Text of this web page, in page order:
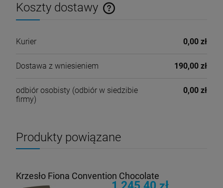
Koszty dostawy
Cena nie zawiera ewentualnych kosztów płatności
Kurier 0,00 zł
Dostawa z wniesieniem 190,00 zł
odbiór osobisty (odbiór w siedzibie
firmy)
0,00 zł
Produkty powiązane
Krzesło Fiona Convention Chocolate